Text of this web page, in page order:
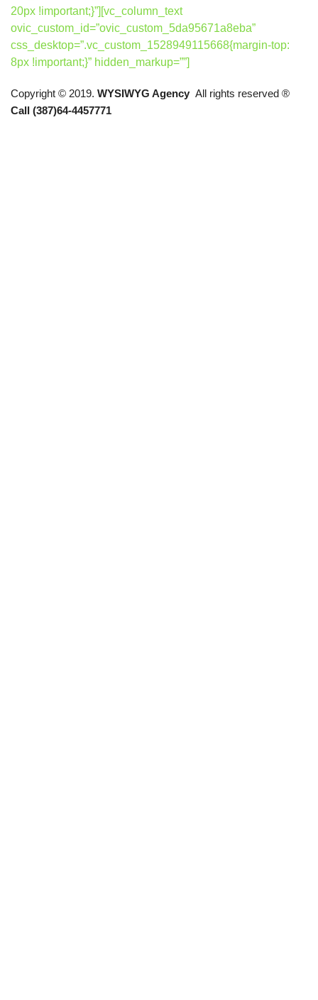
20px !important;}”][vc_column_text
ovic_custom_id=”ovic_custom_5da95671a8eba”
css_desktop=”.vc_custom_1528949115668{margin-top:
8px !important;}” hidden_markup=””]
Copyright © 2019. WYSIWYG Agency All rights reserved ®
Call (387)64-4457771